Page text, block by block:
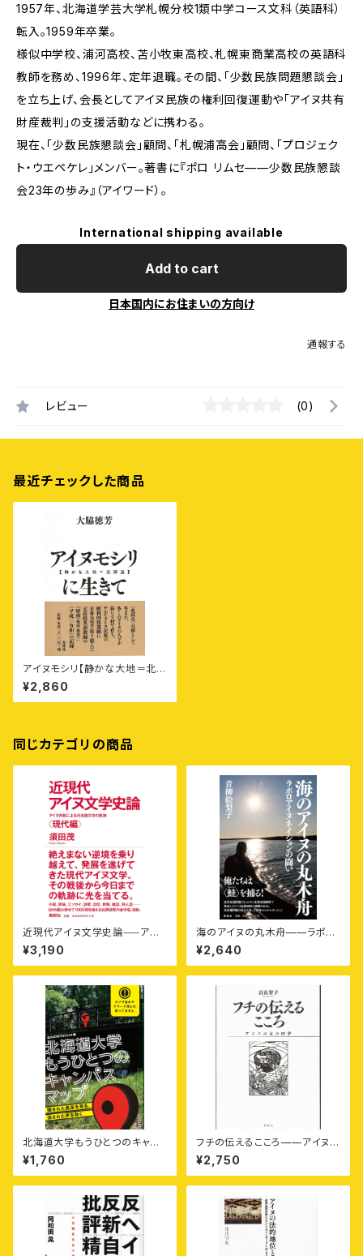
1957年、北海道学芸大学札幌分校1類中学コース文科（英語科）
転入。1959年卒業。
様似中学校、浦河高校、苫小牧東高校、札幌東商業高校の英語科
教師を務め、1996年、定年退職。その間、「少数民族問題懇談会」
を立ち上げ、会長としてアイヌ民族の権利回復運動や「アイヌ共有
財産裁判」の支援活動などに携わる。
現在、「少数民族懇談会」顧問、「札幌浦高会」顧問、「プロジェク
ト・ウエペケレ」メンバー。著書に『ポロ リムセ——少数民族懇談
会23年の歩み』（アイワード）。
International shipping available
Add to cart
日本国内にお住まいの方向け
通報する
レビュー (0)
最近チェックした商品
アイヌモシリ【静かな大地＝北海
道】に生きて——昭和十年、日高
地方に生まれたある高校英語教
師の自叙伝
¥2,860
同じカテゴリの商品
近現代アイヌ文学史論⸺アイ
ヌ民族による日本語文学の軌跡
〈現代編〉
¥3,190
海のアイヌの丸木舟——ラポロ
アイヌネイションの闘い
¥2,640
北海道大学もうひとつのキャン
パスマップ——隠された風景を
見る、消された声を聞く
¥1,760
フチの伝えるこころ——アイヌの
女の四季
¥2,750